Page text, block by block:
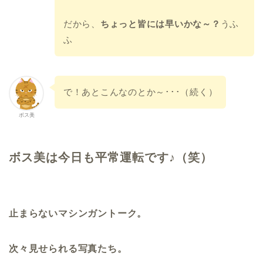
だから、 ちょっと皆には早いかな～？ うふ
ふ
ボス美
で！あとこんなのとか～･･･（続く）
ボス美は今日も平常運転です♪（笑）
止まらないマシンガントーク。
次々見せられる写真たち。